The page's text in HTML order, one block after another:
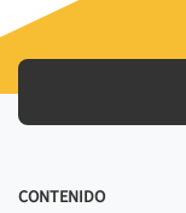
CONTENIDO